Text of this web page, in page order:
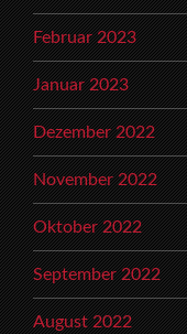
Februar 2023
Januar 2023
Dezember 2022
November 2022
Oktober 2022
September 2022
August 2022